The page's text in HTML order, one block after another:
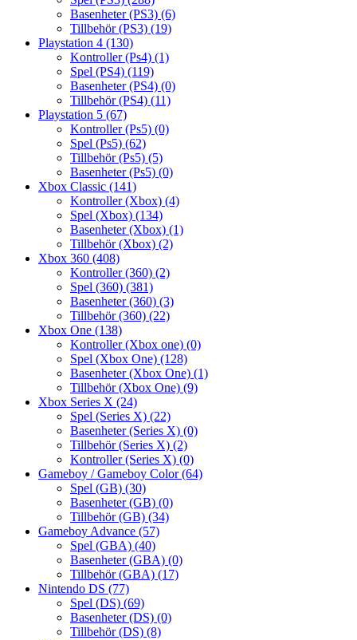
Basenheter (PS3) (6)
Tillbehör (PS3) (19)
Playstation 4 (130)
Kontroller (Ps4) (1)
Spel (PS4) (119)
Basenheter (PS4) (0)
Tillbehör (PS4) (11)
Playstation 5 (67)
Kontroller (Ps5) (0)
Spel (Ps5) (62)
Tillbehör (Ps5) (5)
Basenheter (Ps5) (0)
Xbox Classic (141)
Kontroller (Xbox) (4)
Spel (Xbox) (134)
Basenheter (Xbox) (1)
Tillbehör (Xbox) (2)
Xbox 360 (408)
Kontroller (360) (2)
Spel (360) (381)
Basenheter (360) (3)
Tillbehör (360) (22)
Xbox One (138)
Kontroller (Xbox one) (0)
Spel (Xbox One) (128)
Basenheter (Xbox One) (1)
Tillbehör (Xbox One) (9)
Xbox Series X (24)
Spel (Series X) (22)
Basenheter (Series X) (0)
Tillbehör (Series X) (2)
Kontroller (Series X) (0)
Gameboy / Gameboy Color(64)
Spel (GB) (30)
Basenheter (GB) (0)
Tillbehör (GB) (34)
Gameboy Advance (57)
Spel (GBA) (40)
Basenheter (GBA) (0)
Tillbehör (GBA) (17)
Nintendo DS (77)
Spel (DS) (69)
Basenheter (DS) (0)
Tillbehör (DS) (8)